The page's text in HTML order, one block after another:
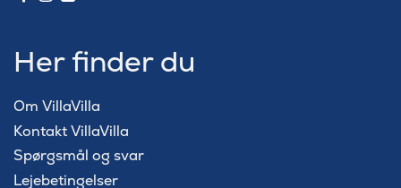
Her finder du
Om VillaVilla
Kontakt VillaVilla
Spørgsmål og svar
Lejebetingelser